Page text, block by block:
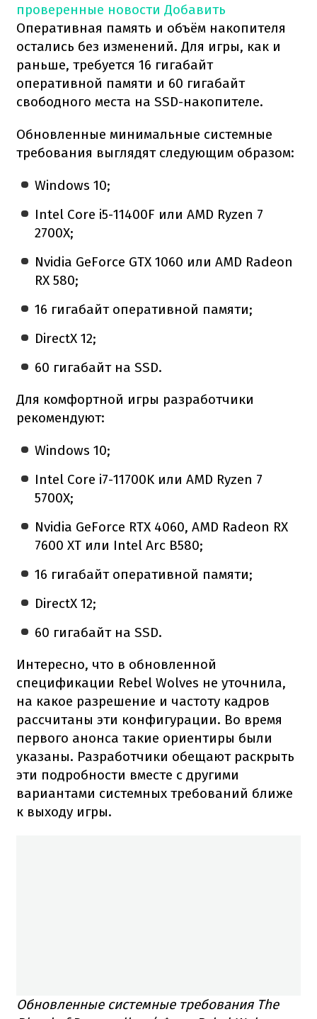
проверенные новости Добавить
Оперативная память и объём накопителя
остались без изменений. Для игры, как и
раньше, требуется 16 гигабайт
оперативной памяти и 60 гигабайт
свободного места на SSD-накопителе.
Обновленные минимальные системные
требования выглядят следующим образом:
Windows 10;
Intel Core i5-11400F или AMD Ryzen 7
2700X;
Nvidia GeForce GTX 1060 или AMD Radeon
RX 580;
16 гигабайт оперативной памяти;
DirectX 12;
60 гигабайт на SSD.
Для комфортной игры разработчики
рекомендуют:
Windows 10;
Intel Core i7-11700K или AMD Ryzen 7
5700X;
Nvidia GeForce RTX 4060, AMD Radeon RX
7600 XT или Intel Arc B580;
16 гигабайт оперативной памяти;
DirectX 12;
60 гигабайт на SSD.
Интересно, что в обновленной
спецификации Rebel Wolves не уточнила,
на какое разрешение и частоту кадров
рассчитаны эти конфигурации. Во время
первого анонса такие ориентиры были
указаны. Разработчики обещают раскрыть
эти подробности вместе с другими
вариантами системных требований ближе
к выходу игры.
Обновленные системные требования The